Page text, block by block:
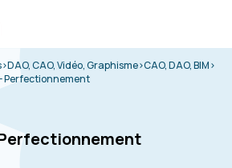
>DAO, CAO, Vidéo, Graphisme>CAO, DAO, BIM>
Perfectionnement